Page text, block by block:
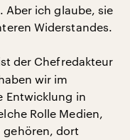
Aber ich glaube, sie
Widerstandes.
der Chefredakteur
wir im
Entwicklung in
Rolle Medien,
gehören, dort